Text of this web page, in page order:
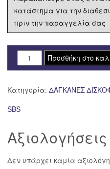
κατάστημα για την
πριν την παραγγελία σας
ΠΕΙΡΟΣ
ΔΑΓΚΑΝΑΣ
4001
4506/4508
Προσθήκη στο
Κατηγορία: ΔΑΓΚΑΝΕΣ
SBS
Αξιολογήσεις
Δεν υπάρχει καμία